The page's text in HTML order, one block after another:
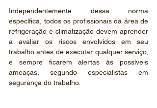
Independentemente dessa norma
específica, todos os profissionais da área de
refrigeração e climatização devem aprender
a avaliar os riscos envolvidos em seu
trabalho antes de executar qualquer serviço,
e sempre ficarem alertas às possíveis
ameaças, segundo especialistas em
segurança do trabalho.